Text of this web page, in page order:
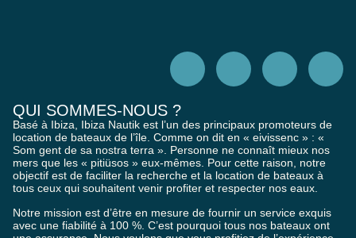
QUI SOMMES-NOUS ?
Basé à Ibiza, Ibiza Nautik est l’un des principaux promoteurs de
location de bateaux de l’île. Comme on dit en « eivissenc » : «
Som gent de sa nostra terra ». Personne ne connaît mieux nos
mers que les « pitiüsos » eux-mêmes. Pour cette raison, notre
objectif est de faciliter la recherche et la location de bateaux à
tous ceux qui souhaitent venir profiter et respecter nos eaux.
Notre mission est d’être en mesure de fournir un service exquis
avec une fiabilité à 100 %. C’est pourquoi tous nos bateaux ont